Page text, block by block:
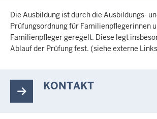
Die Ausbildung ist durch die Ausbildungs-
Prüfungsordnung für Familienpflegerinnen
Familienpfleger geregelt. Diese legt
Ablauf der Prüfung fest. (siehe externe
KONTAKT